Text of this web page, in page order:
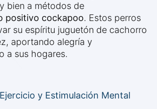
bien a métodos de
positivo cockapoo. Estos perros
su espíritu juguetón de cachorro
aportando alegría y
a sus hogares.
y Estimulación Mental